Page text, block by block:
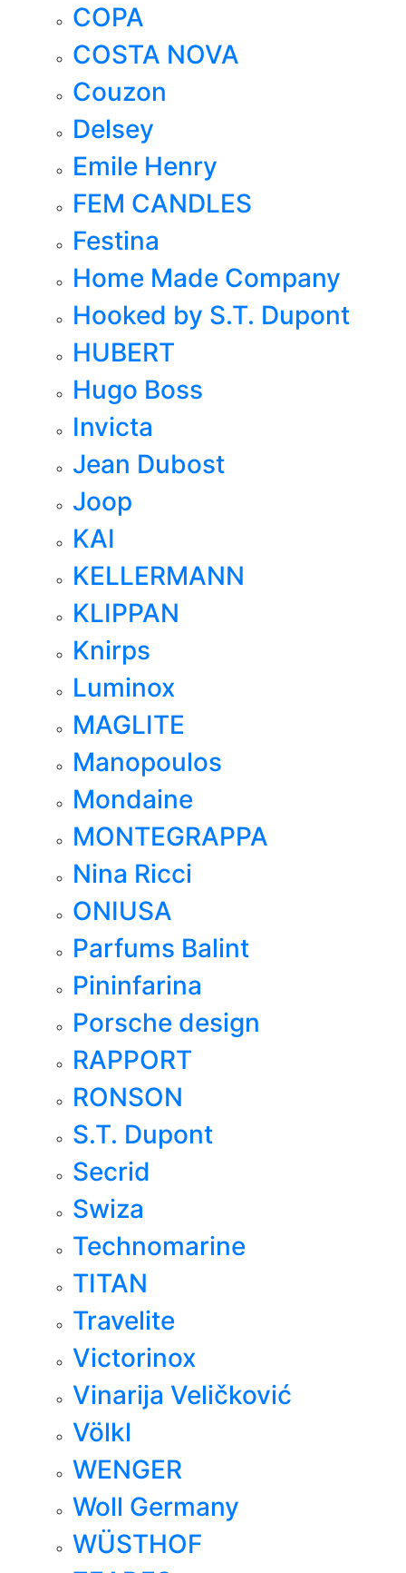
COPA
COSTA NOVA
Couzon
Delsey
Emile Henry
FEM CANDLES
Festina
Home Made Company
Hooked by S.T. Dupont
HUBERT
Hugo Boss
Invicta
Jean Dubost
Joop
KAI
KELLERMANN
KLIPPAN
Knirps
Luminox
MAGLITE
Manopoulos
Mondaine
MONTEGRAPPA
Nina Ricci
ONIUSA
Parfums Balint
Pininfarina
Porsche design
RAPPORT
RONSON
S.T. Dupont
Secrid
Swiza
Technomarine
TITAN
Travelite
Victorinox
Vinarija Veličković
Völkl
WENGER
Woll Germany
WÜSTHOF